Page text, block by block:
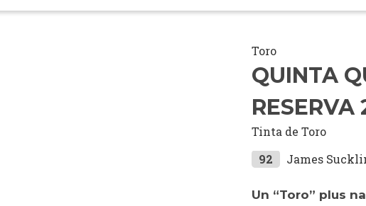
Toro
QUINTA
RESERVA
Tinta de Toro
92
James
Un “Toro” plus